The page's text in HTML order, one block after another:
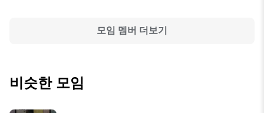
모임 멤버 더보기
비슷한 모임